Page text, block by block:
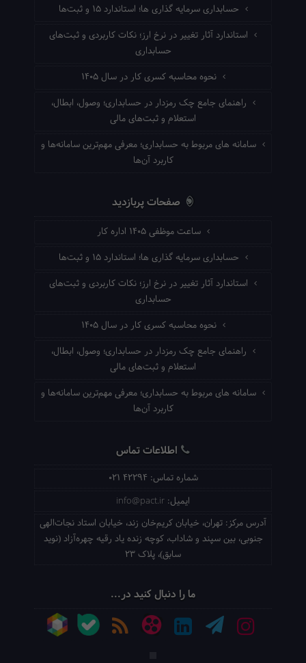
حسابداری سرمایه گذاری ها؛ استاندارد ۱۵ و ثبت‌ها
استاندارد آثار تغییر در نرخ ارز؛ نکات کاربردی و ثبت‌های
حسابداری
نحوه محاسبه کسری کار در سال ۱۴۰۵
راهنمای جامع چک رمزدار در حسابداری؛ وصول، ابطال،
استعلام و ثبت‌های مالی
سامانه های مربوط به حسابداری؛ معرفی مهم‌ترین سامانه‌ها و
کاربرد آن‌ها
صفحات پربازدید
ساعت موظفی ۱۴۰۵ اداره کار
حسابداری سرمایه گذاری ها؛ استاندارد ۱۵ و ثبت‌ها
استاندارد آثار تغییر در نرخ ارز؛ نکات کاربردی و ثبت‌های
حسابداری
نحوه محاسبه کسری کار در سال ۱۴۰۵
راهنمای جامع چک رمزدار در حسابداری؛ وصول، ابطال،
استعلام و ثبت‌های مالی
سامانه های مربوط به حسابداری؛ معرفی مهم‌ترین سامانه‌ها و
کاربرد آن‌ها
اطلاعات تماس
شماره تماس: 021 42294
ایمیل: info@pact.ir
آدرس مرکز: تهران، خیابان کریم‌خان زند، خیابان استاد نجات‌الهی
جنوبی، بین سپند و شاداب، کوچه زنده یاد رقیه چهره‌آزاد (نوید
سابق)، پلاک 23
ما را دنبال کنید در...